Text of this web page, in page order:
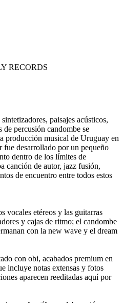
RECORDS
paisajes acústicos,
de percusión candombe se
producción musical de Uruguay en
desarrollado por un pequeño
dentro de los límites de
canción de autor, jazz fusión,
de encuentro entre todos estos
vocales etéreos y las guitarras
y cajas de ritmo; el candombe
con la new wave y el dream
con obi, acabados premium en
incluye notas extensas y fotos
aparecen reeditadas aquí por